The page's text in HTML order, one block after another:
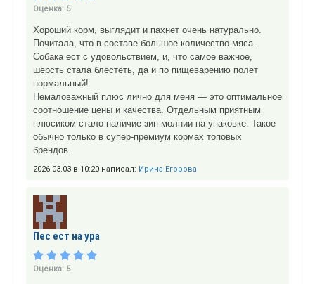
Оценка: 5
Хороший корм, выглядит и пахнет очень натурально.
Почитала, что в составе большое количество мяса.
Собака ест с удовольствием, и, что самое важное,
шерсть стала блестеть, да и по пищеварению полет
нормальный!
Немаловажный плюс лично для меня — это оптимальное
соотношение цены и качества. Отдельным приятным
плюсиком стало наличие зип-молнии на упаковке. Такое
обычно только в супер-премиум кормах топовых
брендов.
2026.03.03 в 10:20 написал: Ирина Егорова
Пес ест на ура
Оценка: 5